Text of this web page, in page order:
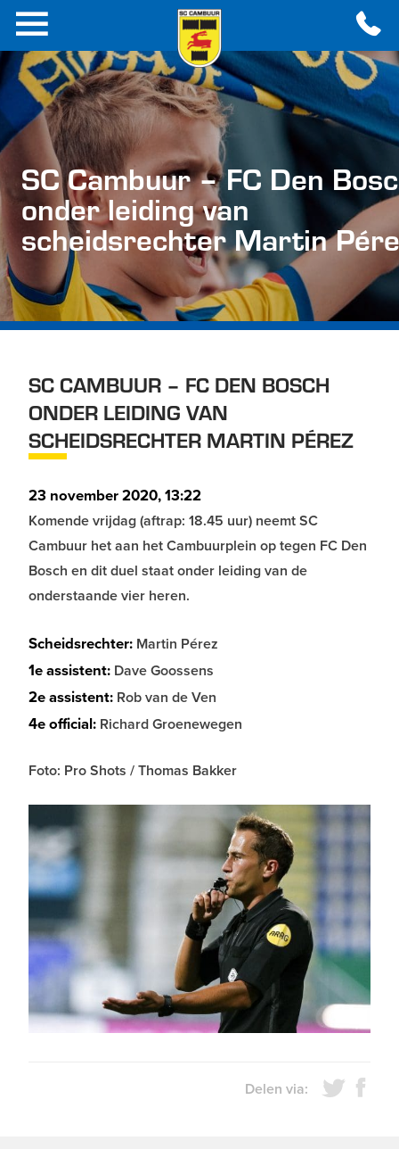
SC Cambuur – FC Den
onder leiding van
scheidsrechter Martin
SC CAMBUUR – FC DEN BOSCH
ONDER LEIDING VAN
SCHEIDSRECHTER MARTIN PÉREZ
23 november 2020, 13:22
Komende vrijdag (aftrap: 18.45 uur) neemt SC
Cambuur het aan het Cambuurplein op tegen FC Den
Bosch en dit duel staat onder leiding van de
onderstaande vier heren.
Scheidsrechter: Martin Pérez
1e assistent: Dave Goossens
2e assistent: Rob van de Ven
4e official: Richard Groenewegen
Foto: Pro Shots / Thomas Bakker
Delen via: